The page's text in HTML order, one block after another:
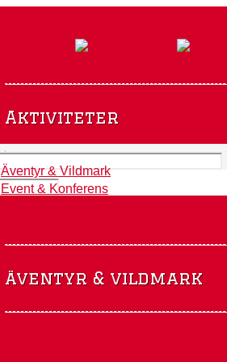
Aktiviteter
Äventyr & Vildmark
Event & Konferens
äventyr & vildmark